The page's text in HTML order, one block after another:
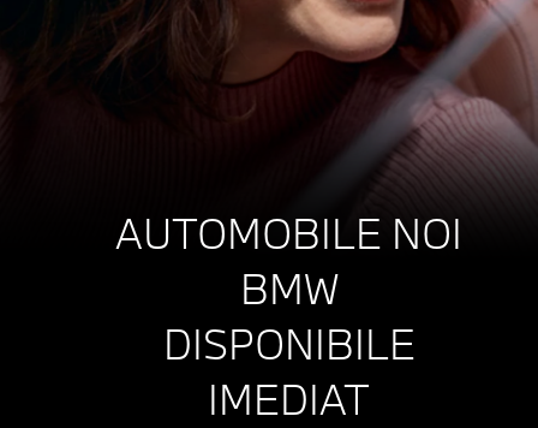
AUTOMOBILE NOI
BMW
DISPONIBILE
IMEDIAT